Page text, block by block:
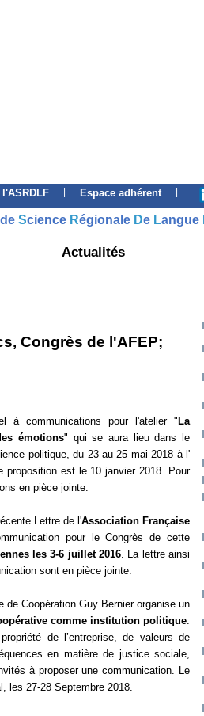
Espace adhérent
Science Régionale De Langue
Actualités
Congrès de l'AFEP;
à communications pour l'atelier "La
émotions" qui se aura lieu dans le
politique, du 23 au 25 mai 2018 à l'
proposition est le 10 janvier 2018. Pour
en pièce jointe.
Lettre de l'Association Française
pour le Congrès de cette
les 3-6 juillet 2016. La lettre ainsi
sont en pièce jointe.
de Coopération Guy Bernier organise un
comme institution politique.
de l’entreprise, de valeurs de
en matière de justice sociale,
à proposer une communication. Le
les 27-28 Septembre 2018.